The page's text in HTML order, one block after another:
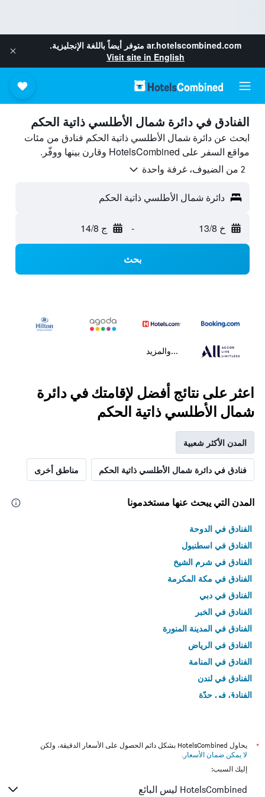
ar.hotelscombined.com متوفر أيضاً باللغة الإنجليزية.
Visit site in English
الفنادق في دائرة شمال الأطلسي ذاتية الحكم
ابحث عن دائرة شمال الأطلسي ذاتية الحكم فنادق من مئات
مواقع السفر على HotelsCombined وقارن بينها ووفّر.
2 من الضيوف، غرفة واحدة
دائرة شمال الأطلسي ذاتية الحكم
خ 13/8 - ج 14/8
بحث
...والمزيد
اعثر على نتائج أفضل لإقامتك في دائرة
شمال الأطلسي ذاتية الحكم
المدن الأكثر شعبية
فنادق في دائرة شمال الأطلسي ذاتية الحكم مناطق أخرى
المدن التي يبحث عنها مستخدمونا
الفنادق في الدوحة
الفنادق في اسطنبول
الفنادق في شرم الشيخ
الفنادق في مكة المكرمة
الفنادق في دبي
الفنادق في الخبر
الفنادق في المدينة المنورة
الفنادق في الرياض
الفنادق في المنامة
الفنادق في لندن
الفنادق في جدّة
*
يحاول HotelsCombined بشكل دائم الحصول على الأسعار الدقيقة، ولكن
لا يمكن ضمان الأسعار .
إليك السبب:
HotelsCombined ليس البائع